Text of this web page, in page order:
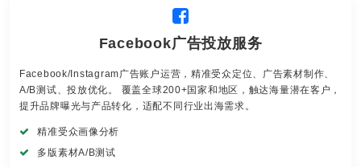
Facebook广告投放服务
Facebook/Instagram广告账户运营，精准受众定位、广告素材制作、
A/B测试、投放优化。 覆盖全球200+国家和地区，触达海量潜在客户，
提升品牌曝光与产品转化，适配不同行业出海需求。
精准受众画像分析
多版素材A/B测试